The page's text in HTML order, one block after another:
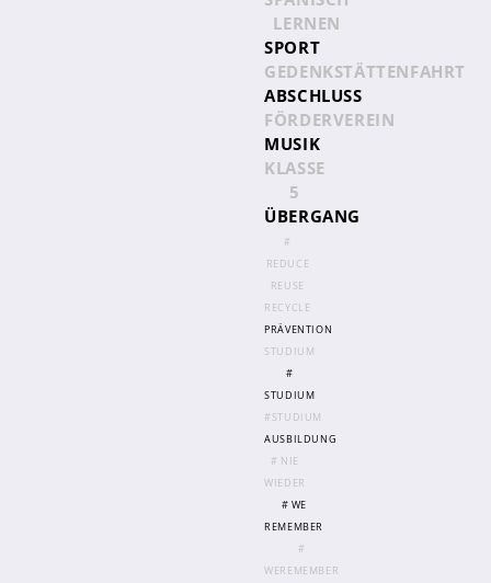
Ausgabe 1 - Sommer 2022
Ausgabe 2 - Winter 2022
Ausgabe 3 - Winter 2024
LERNEN
SPORT
GEDENKSTÄTTENFAHRT
ABSCHLUSS
FÖRDERVEREIN
MUSIK
KLASSE
5
ÜBERGANG
#
REDUCE
REUSE
RECYCLE
PRÄVENTION
STUDIUM
#
STUDIUM
#STUDIUM
AUSBILDUNG
# NIE
WIEDER
# WE
REMEMBER
#
WEREMEMBER